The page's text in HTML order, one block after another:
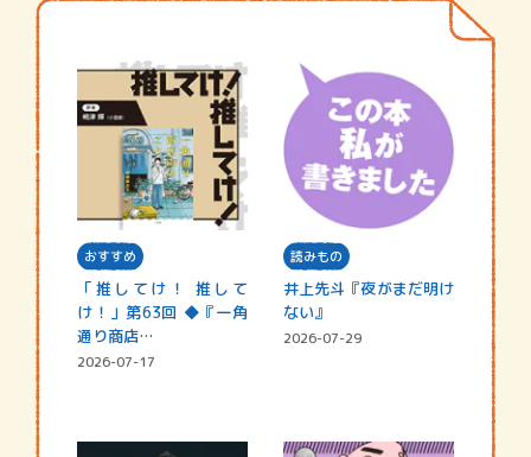
おすすめ
「推してけ！ 推して
け！」第63回 ◆『一角
通り商店…
2026-07-17
読みもの
井上先斗『夜がまだ明け
ない』
2026-07-29